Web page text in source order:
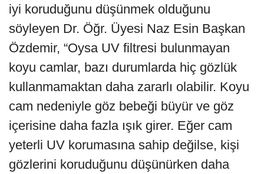
iyi koruduğunu düşünmek olduğunu
söyleyen Dr. Öğr. Üyesi Naz Esin Başkan
Özdemir, “Oysa UV filtresi bulunmayan
koyu camlar, bazı durumlarda hiç gözlük
kullanmamaktan daha zararlı olabilir. Koyu
cam nedeniyle göz bebeği büyür ve göz
içerisine daha fazla ışık girer. Eğer cam
yeterli UV korumasına sahip değilse, kişi
gözlerini koruduğunu düşünürken daha